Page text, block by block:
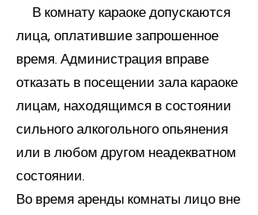
В комнату караоке допускаются
лица, оплатившие запрошенное
время. Администрация вправе
отказать в посещении зала караоке
лицам, находящимся в состоянии
сильного алкогольного опьянения
или в любом другом неадекватном
состоянии.
Во время аренды комнаты лицо вне